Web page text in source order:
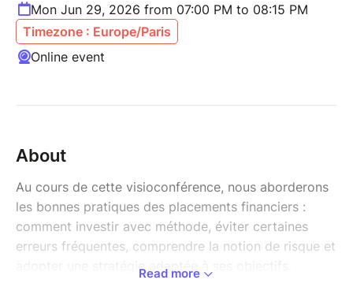
Mon Jun 29, 2026 from 07:00 PM to 08:15 PM
Timezone : Europe/Paris
Online event
About
Au cours de cette visioconférence, nous aborderons
les bonnes pratiques des placements financiers :
comment investir avec méthode, éviter certaines
erreurs fréquentes, comprendre la notion de risque et
adopter une stratégie adaptée à ses objectifs.
Read more